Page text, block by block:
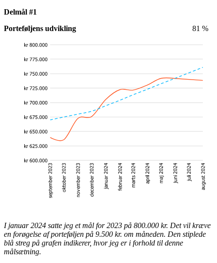
Delmål #1
81 %
Porteføljens udvikling
I januar 2024 satte jeg et mål for 2023 på 800.000 kr. Det vil kræve
en forøgelse af porteføljen på 9.500 kr. om måneden. Den stiplede
blå streg på grafen indikerer, hvor jeg er i forhold til denne
målsætning.